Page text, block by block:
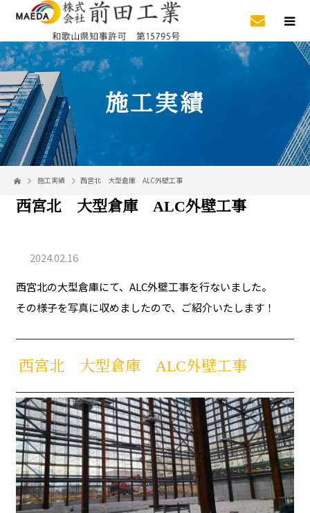
施工実績
施工実績 西宮北 大型倉庫 ALC外壁工事
西宮北 大型倉庫 ALC外壁工事
2024.02.16
西宮北の大型倉庫にて、ALC外壁工事を行ないました。
その様子を写真に収めましたので、ご紹介いたします！
西宮北 大型倉庫 ALC外壁工事